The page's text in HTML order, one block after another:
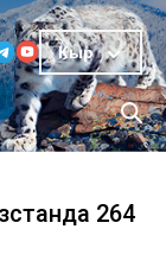
Кыр
264